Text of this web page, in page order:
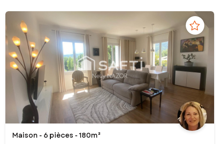
Maison - 6 pièces - 180m²